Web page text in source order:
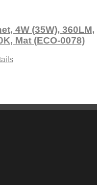
4W (35W), 360LM,
Mat (ECO-0078)